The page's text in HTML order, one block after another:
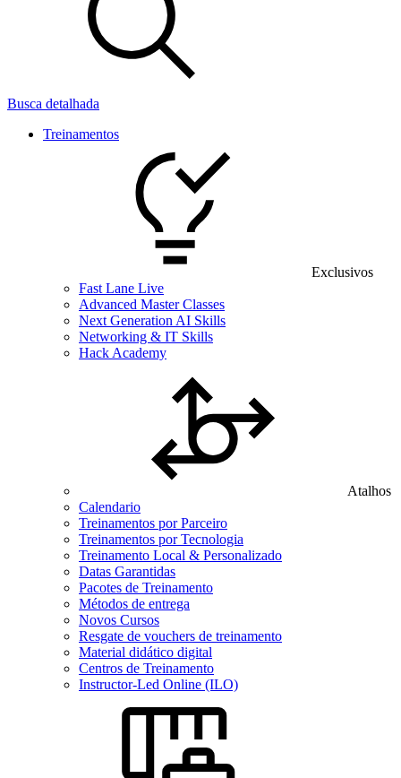
Busca detalhada
Treinamentos
Exclusivos
Fast Lane Live
Advanced Master Classes
Next Generation AI Skills
Networking & IT Skills
Hack Academy
Atalhos
Calendario
Treinamentos por Parceiro
Treinamentos por Tecnologia
Treinamento Local & Personalizado
Datas Garantidas
Pacotes de Treinamento
Métodos de entrega
Novos Cursos
Resgate de vouchers de treinamento
Material didático digital
Centros de Treinamento
Instructor-Led Online (ILO)